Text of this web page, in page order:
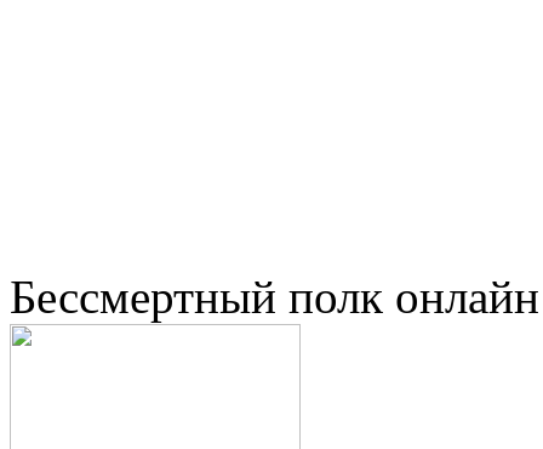
Бессмертный полк онлайн